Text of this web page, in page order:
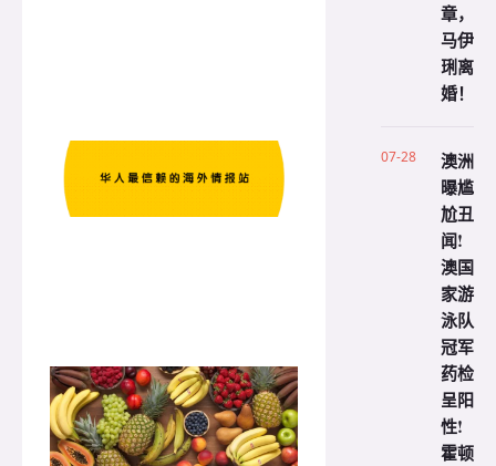
章，
马伊
琍离
婚！
07-28
澳洲
曝尴
尬丑
闻!
澳国
家游
泳队
冠军
药检
呈阳
性!
霍顿